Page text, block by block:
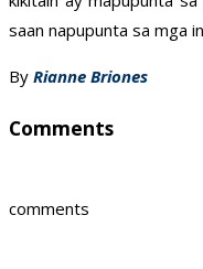
saan napupunta sa mga
By Rianne Briones
Comments
comments